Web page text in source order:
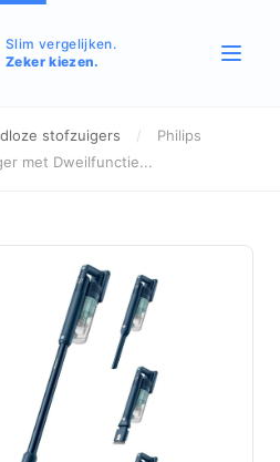
Slim vergelijken.
Zeker kiezen.
stofzuigers /
Philips
met Dweilfunctie...